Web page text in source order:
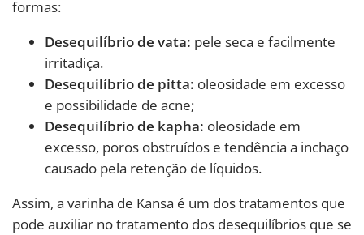
formas:
Desequilíbrio de vata: pele seca e facilmente
irritadiça.
Desequilíbrio de pitta: oleosidade em excesso
e possibilidade de acne;
Desequilíbrio de kapha: oleosidade em
excesso, poros obstruídos e tendência a inchaço
causado pela retenção de líquidos.
Assim, a varinha de Kansa é um dos tratamentos que
pode auxiliar no tratamento dos desequilíbrios que se